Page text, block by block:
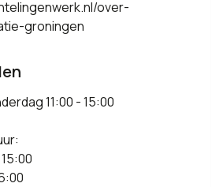
over-
groningen
11:00 - 15:00